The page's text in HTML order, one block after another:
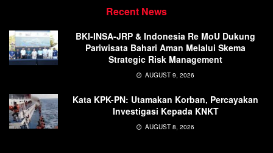
Recent News
BKI-INSA-JRP & Indonesia Re MoU Dukung
Pariwisata Bahari Aman Melalui Skema
Strategic Risk Management
AUGUST 9, 2026
Kata KPK-PN: Utamakan Korban, Percayakan
Investigasi Kepada KNKT
AUGUST 8, 2026